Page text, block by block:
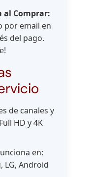
Comprar:
por email en
del pago.
de canales y
HD y 4K
en:
LG, Android